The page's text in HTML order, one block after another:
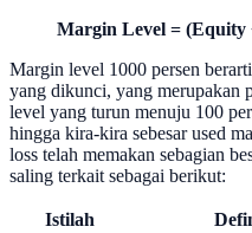
Margin Level = (Equity
Margin level 1000 persen
yang dikunci, yang merupakan
level yang turun menuju 100
hingga kira-kira sebesar used
loss telah memakan sebagian
saling terkait sebagai berikut:
Istilah